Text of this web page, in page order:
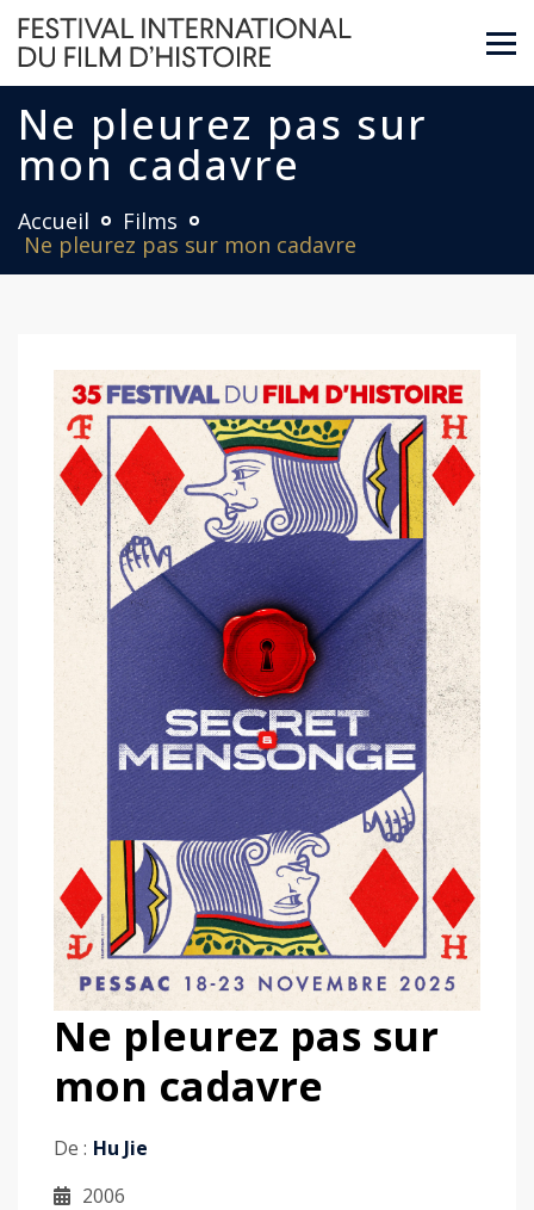
Ne pleurez pas sur
mon cadavre
Accueil
Films
Ne pleurez pas sur mon cadavre
Ne pleurez pas sur
mon cadavre
De : Hu Jie
2006